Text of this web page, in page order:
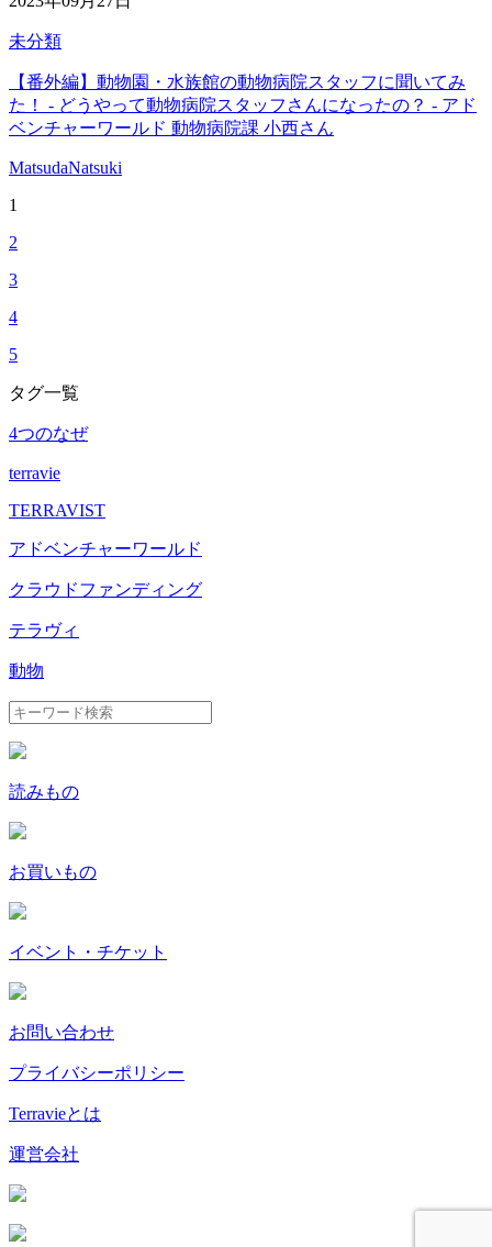
未分類
【番外編】動物園・水族館の動物病院スタッフに聞いてみ
た！ - どうやって動物病院スタッフさんになったの？ - アド
ベンチャーワールド 動物病院課 小西さん
MatsudaNatsuki
1
2
3
4
5
タグ一覧
4つのなぜ
terravie
TERRAVIST
アドベンチャーワールド
クラウドファンディング
テラヴィ
動物
読みもの
お買いもの
イベント・チケット
お問い合わせ
プライバシーポリシー
Terravieとは
運営会社